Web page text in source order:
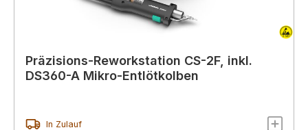
Präzisions-Reworkstation CS-2F, inkl.
DS360-A Mikro-Entlötkolben
In Zulauf